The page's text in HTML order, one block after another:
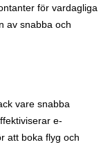
för vardagliga
av snabba och
vare snabba
e-
att boka flyg och